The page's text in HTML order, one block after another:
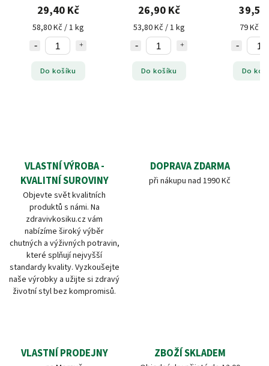
29,40 Kč
58,80 Kč / 1 kg
Do košíku
26,90 Kč
53,80 Kč / 1 kg
Do košíku
39,50
79 Kč /
Do
VLASTNÍ VÝROBA -
KVALITNÍ SUROVINY
Objevte svět kvalitních
produktů s námi. Na
zdravivkosiku.cz vám
nabízíme široký výběr
chutných a výživných potravin,
které splňují nejvyšší
standardy kvality. Vyzkoušejte
naše výrobky a užijte si zdravý
životní styl bez kompromisů.
DOPRAVA ZDARMA
při nákupu nad 1990 Kč
VLASTNÍ PRODEJNY ZBOŽÍ SKLADEM